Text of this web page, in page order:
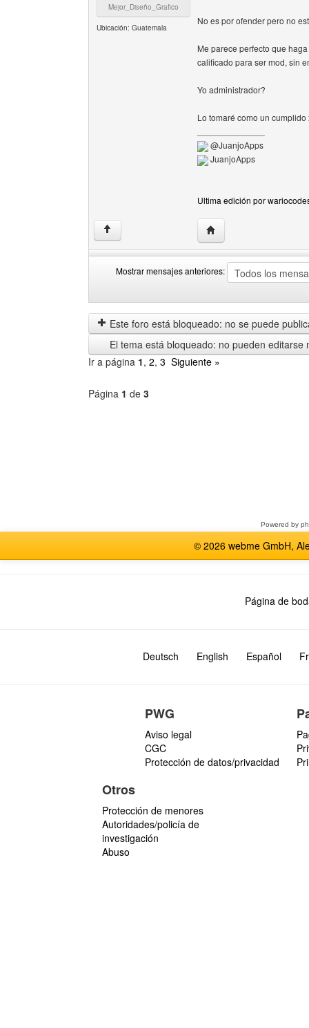
Mejor_Diseño_Grafico
Ubicación: Guatemala
No es por ofender pero no
Me parece perfecto que
calificado para ser mod, sin
Yo administrador?
Lo tomaré como un cumplido
@JuanjoApps
JuanjoApps
Ultima edición por
↑ Visitar sitio web del
Mostrar mensajes anteriores:
mensajes
anteriores
by
Este foro está bloqueado: no se puede
El tema está bloqueado: no pueden editarse
Ir a página 1, 2, 3 Siguiente »
Página 1 de 3
Powered by
© 2026 webme GmbH,
Página de
Deutsch English Español
PWG
Aviso legal
CGC
Protección de datos/privacidad
Otros
Protección de menores
Autoridades/policía de
investigación
Abuso